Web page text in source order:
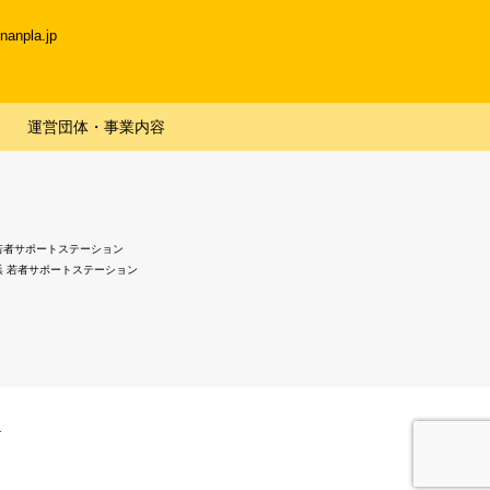
運営団体・事業内容
者サポートステーション
若者サポートステーション